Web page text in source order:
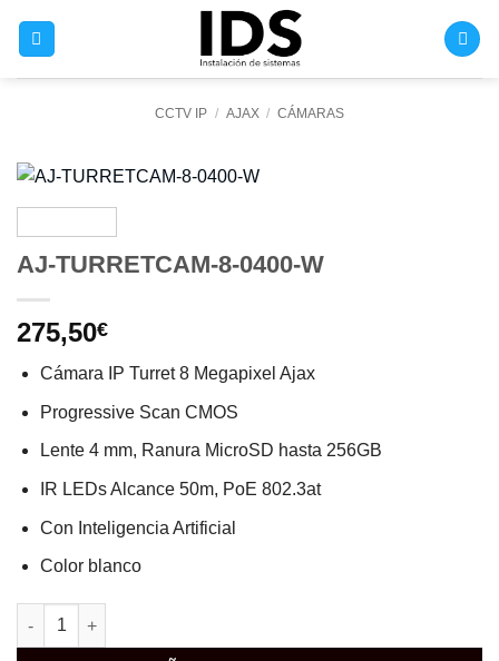
CCTV IP / AJAX / CÁMARAS
AJ-TURRETCAM-8-0400-W
275,50€
Cámara IP Turret 8 Megapixel Ajax
Progressive Scan CMOS
Lente 4 mm, Ranura MicroSD hasta 256GB
IR LEDs Alcance 50m, PoE 802.3at
Con Inteligencia Artificial
Color blanco
AJ-TURRETCAM-8-0400-W cantidad